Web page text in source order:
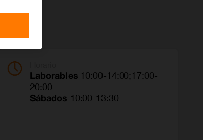
Laborables 10:00-14:00;17:00-
20:00
Sábados 10:00-13:30